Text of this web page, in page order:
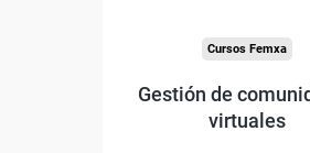
Cursos Femxa
Gestión de
virtuales